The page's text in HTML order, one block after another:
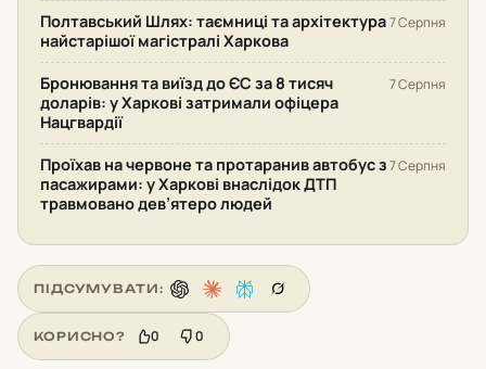
Полтавський Шлях: таємниці та архітектура
найстарішої магістралі Харкова
7 Серпня
Бронювання та виїзд до ЄС за 8 тисяч
доларів: у Харкові затримали офіцера
Нацгвардії
7 Серпня
Проїхав на червоне та протаранив автобус з
пасажирами: у Харкові внаслідок ДТП
травмовано дев’ятеро людей
7 Серпня
ПІДСУМУВАТИ:
КОРИСНО? 0 0